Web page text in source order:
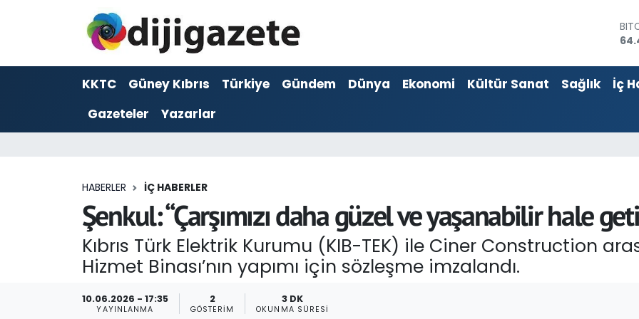
KKTC Güney Kıbrıs Türkiye Gündem Dünya Ekonomi Kültür Sanat Sağlık İç
Gazeteler
Yazarlar
HABERLER İÇ HABERLER
Şenkul: “Çarşımızı daha güzel ve yaşanabilir hale
Kıbrıs Türk Elektrik Kurumu (KIB-TEK) ile Ciner Construction
Hizmet Binası’nın yapımı için sözleşme imzalandı.
10.06.2026 - 17:35
YAYINLANMA
2
GÖSTERIM
3 DK
OKUNMA SÜRESI
ADVERTORIAL
Dijigazete
Foto Galeri
Hava Durumu
Trafik Durumu
Son Dakika Haberleri
Haber Arşivi